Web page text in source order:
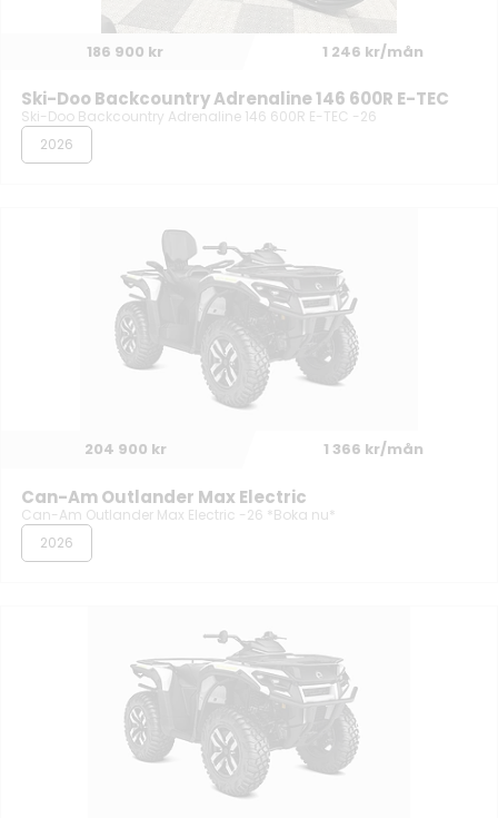
186 900 kr 1 246 kr/mån
Ski-Doo Backcountry Adrenaline 146 600R E-TEC
Ski-Doo Backcountry Adrenaline 146 600R E-TEC -26
2026
204 900 kr 1 366 kr/mån
Can-Am Outlander Max Electric
Can-Am Outlander Max Electric -26 *Boka nu*
2026